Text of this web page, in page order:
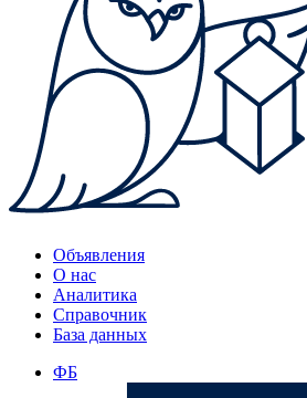
Объявления
О нас
Аналитика
Справочник
База данных
ФБ